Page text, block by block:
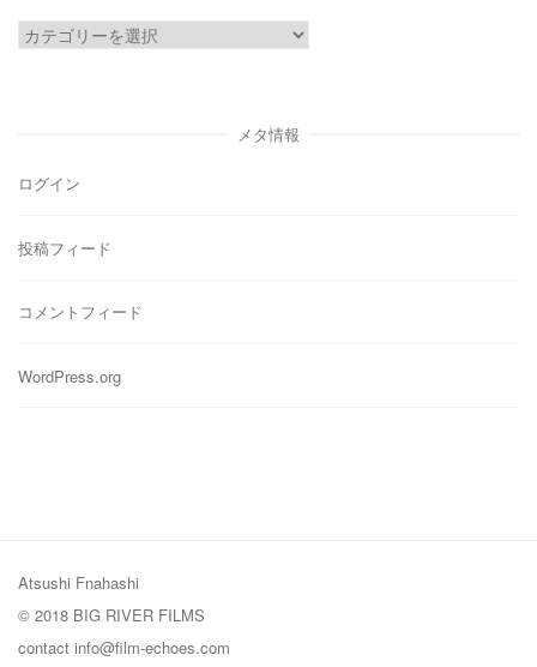
カ
メタ情報
ログイン
投稿フィード
コメントフィード
WordPress.org
Atsushi Fnahashi
© 2018 BIG RIVER FILMS
contact info@film-echoes.com